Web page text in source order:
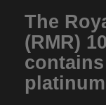
The
(RMR)